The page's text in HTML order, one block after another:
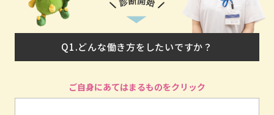
Q1.どんな働き方をしたいですか？